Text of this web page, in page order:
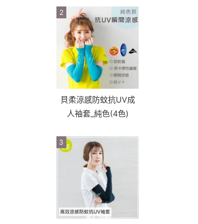
2
貝柔涼感防蚊抗UV成
人袖套_純色(4色)
3